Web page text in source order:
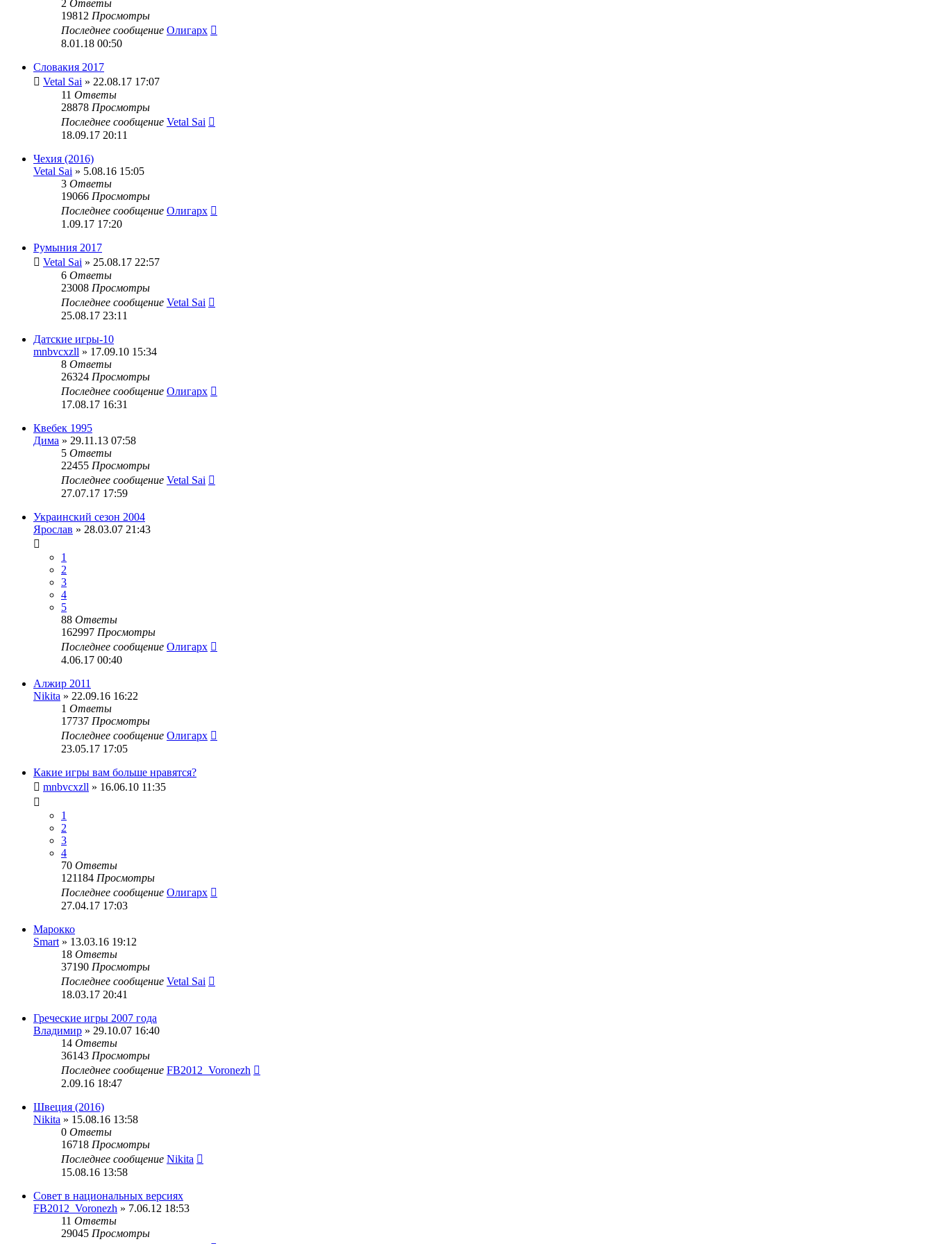
2 Ответы
19812 Просмотры
Последнее сообщение Олигарх
8.01.18 00:50
Словакия 2017
Vetal Sai » 22.08.17 17:07
11 Ответы
28878 Просмотры
Последнее сообщение Vetal Sai
18.09.17 20:11
Чехия (2016)
Vetal Sai » 5.08.16 15:05
3 Ответы
19066 Просмотры
Последнее сообщение Олигарх
1.09.17 17:20
Румыния 2017
Vetal Sai » 25.08.17 22:57
6 Ответы
23008 Просмотры
Последнее сообщение Vetal Sai
25.08.17 23:11
Датские игры-10
mnbvcxzll » 17.09.10 15:34
8 Ответы
26324 Просмотры
Последнее сообщение Олигарх
17.08.17 16:31
Квебек 1995
Дима » 29.11.13 07:58
5 Ответы
22455 Просмотры
Последнее сообщение Vetal Sai
27.07.17 17:59
Украинский сезон 2004
Ярослав » 28.03.07 21:43
1
2
3
4
5
88 Ответы
162997 Просмотры
Последнее сообщение Олигарх
4.06.17 00:40
Алжир 2011
Nikita » 22.09.16 16:22
1 Ответы
17737 Просмотры
Последнее сообщение Олигарх
23.05.17 17:05
Какие игры вам больше нравятся?
mnbvcxzll » 16.06.10 11:35
1
2
3
4
70 Ответы
121184 Просмотры
Последнее сообщение Олигарх
27.04.17 17:03
Марокко
Smart » 13.03.16 19:12
18 Ответы
37190 Просмотры
Последнее сообщение Vetal Sai
18.03.17 20:41
Греческие игры 2007 года
Владимир » 29.10.07 16:40
14 Ответы
36143 Просмотры
Последнее сообщение FB2012_Voronezh
2.09.16 18:47
Швеция (2016)
Nikita » 15.08.16 13:58
0 Ответы
16718 Просмотры
Последнее сообщение Nikita
15.08.16 13:58
Совет в национальных версиях
FB2012_Voronezh » 7.06.12 18:53
11 Ответы
29045 Просмотры